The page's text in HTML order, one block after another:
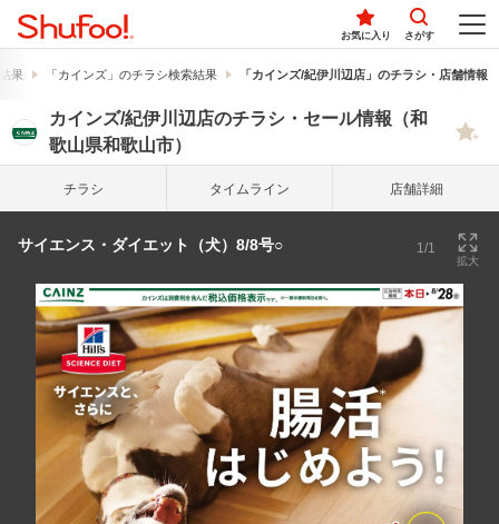
お気に入り さがす
果 「カインズ」のチラシ検索結果 「カインズ/紀伊川辺店」のチラシ・店舗情報
カインズ/紀伊川辺店のチラシ・セール情報（和
歌山県和歌山市）
チラシ タイム ライン 店舗詳細
サイエンス・ダイエット（犬）8/8号○ 1/1
拡大